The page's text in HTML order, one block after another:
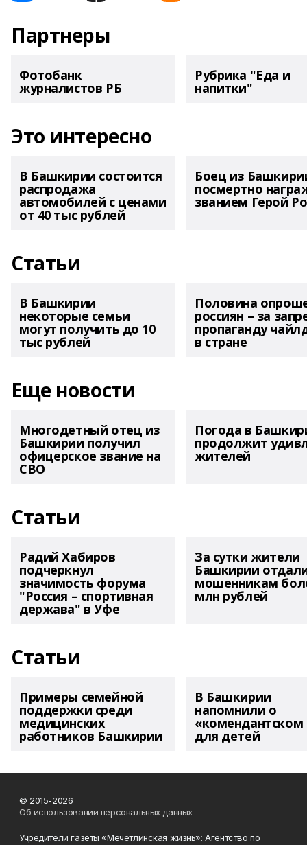
Партнеры
Фотобанк
журналистов РБ
Рубрика "Еда и
напитки"
Это интересно
В Башкирии состоится
распродажа
автомобилей с ценами
от 40 тыс рублей
Боец из
посмертно
званием Герой
Статьи
В Башкирии
некоторые семьи
могут получить до 10
тыс рублей
Половина
россиян – за
пропаганду
в стране
Еще новости
Многодетный отец из
Башкирии получил
офицерское звание на
СВО
Погода в
продолжит
жителей
Статьи
Радий Хабиров
подчеркнул
значимость форума
"Россия – спортивная
держава" в Уфе
За сутки жители
Башкирии
мошенникам
млн рублей
Статьи
Примеры семейной
поддержки среди
медицинских
работников Башкирии
В Башкирии
напомнили о
«комендантском
для детей
© 2015-2026
Об использовании персональных данных
Учредители газеты «Мечетлинская жизнь»: Агентство по